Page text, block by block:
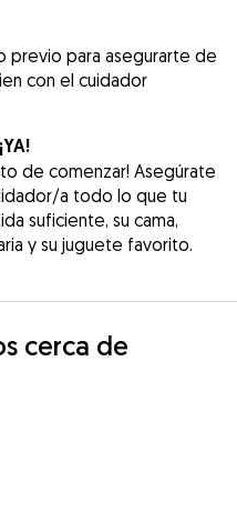
previo para asegurarte de
con el cuidador
de comenzar! Asegúrate
a todo lo que tu
suficiente, su cama,
y su juguete favorito.
cerca de